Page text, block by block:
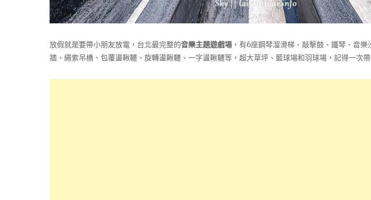
放假就是要帶小朋友放電，台北最完整的音樂主題遊戲場 ，有6座鋼琴溜滑梯、敲擊鼓、鐵琴、音
牆、繩索吊橋、包覆盪鞦韆、旋轉盪鞦韆、一字盪鞦韆等，超大草坪、籃球場和羽球場，記得一次